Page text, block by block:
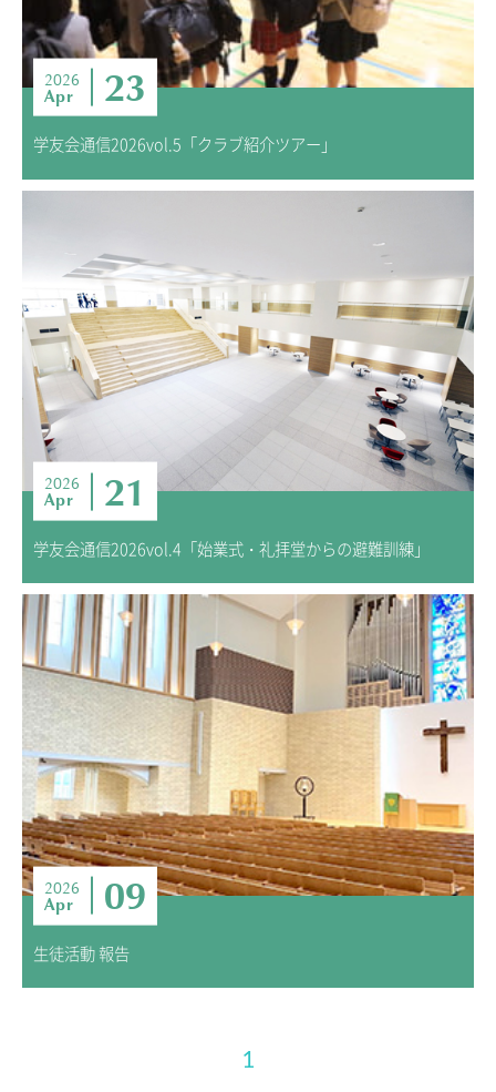
2026
Apr 23
学友会通信2026vol.5「クラブ紹介ツアー」
2026
Apr 21
学友会通信2026vol.4「始業式・礼拝堂からの避難訓練」
2026
Apr 09
生徒活動 報告
1